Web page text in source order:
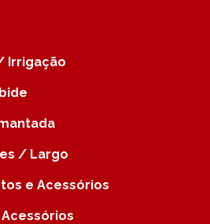
Irrigação
/ Largo
e Acessórios
Acessórios